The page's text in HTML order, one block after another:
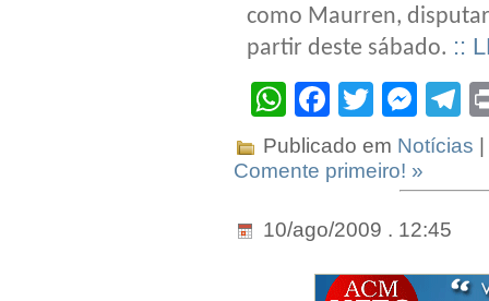
como Maurren,
partir deste sábado. ::
WhatsApp
Facebook
Twitter
Publicado em Notícias
Comente primeiro! »
10/ago/2009 . 12:45